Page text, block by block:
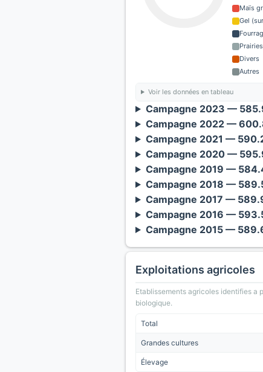
Maïs
Gel
Divers
Autres
Voir les données en tableau
Campagne 2023 —
Campagne 2022 —
Campagne 2021 —
Campagne 2020 —
Campagne 2019 —
Campagne 2018 —
Campagne 2017 —
Campagne 2016 —
Campagne 2015 —
Exploitations agricoles
Etablissements agricoles identifies a
biologique.
Total
Grandes cultures
Élevage